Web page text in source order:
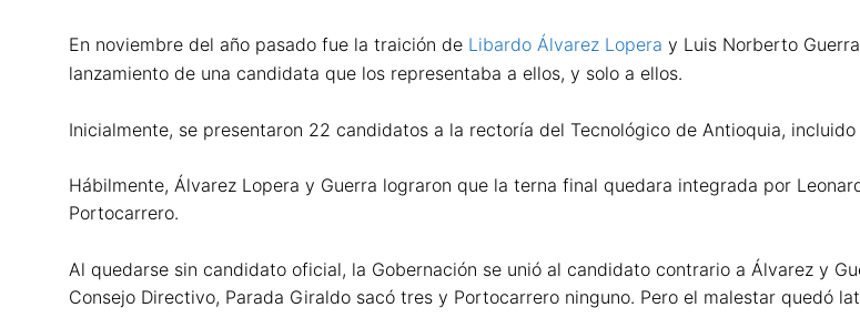
En noviembre del año pasado fue la traición de Libardo Álvarez Lopera y Luis Norberto
lanzamiento de una candidata que los representaba a ellos, y solo a ellos.
Inicialmente, se presentaron 22 candidatos a la rectoría del Tecnológico de Antioquia,
Hábilmente, Álvarez Lopera y Guerra lograron que la terna final quedara integrada por
Portocarrero.
Al quedarse sin candidato oficial, la Gobernación se unió al candidato contrario a Álvarez y
Consejo Directivo, Parada Giraldo sacó tres y Portocarrero ninguno. Pero el malestar quedó